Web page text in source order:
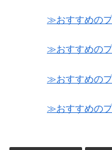
≫おすすめの
≫おすすめの
≫おすすめの
≫おすすめの